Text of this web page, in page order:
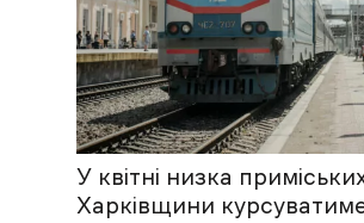
У квітні низка
Харківщини курсуватиме